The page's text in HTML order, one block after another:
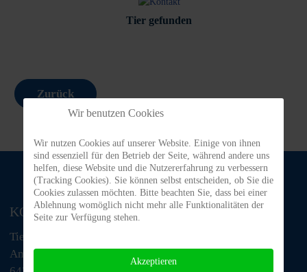
Tier gefunden
Zurück
KONTAKT
Tiere in Not Odenwald e.V.
Am Morsberg 1
Wir benutzen Cookies
Wir nutzen Cookies auf unserer Website. Einige von ihnen
sind essenziell für den Betrieb der Seite, während andere uns
helfen, diese Website und die Nutzererfahrung zu verbessern
(Tracking Cookies). Sie können selbst entscheiden, ob Sie die
Cookies zulassen möchten. Bitte beachten Sie, dass bei einer
Ablehnung womöglich nicht mehr alle Funktionalitäten der
Seite zur Verfügung stehen.
Akzeptieren